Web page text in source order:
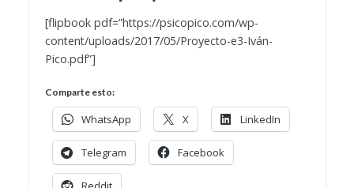
[flipbook pdf=”https://psicopico.com/wp-
content/uploads/2017/05/Proyecto-e3-Iván-
Pico.pdf”]
Comparte esto:
WhatsApp X LinkedIn
Telegram Facebook